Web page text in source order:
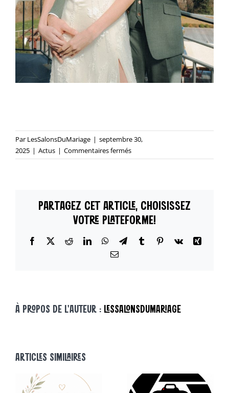
Par LesSalonsDuMariage | septembre 30,
2025 | Actus | Commentaires ferméssur
« Nos
Talent »
–
OTERO
PARTAGEZ CET ARTICLE, CHOISISSEZ
VOTRE PLATEFORME!
Facebook
X RedditLinkedInWhatsApp
TelegramTumblrPinterest
Vk
Xing
Email
À PROPOS DE L'AUTEUR : LESSALONSDUMARIAGE
ARTICLES SIMILAIRES
« NOS